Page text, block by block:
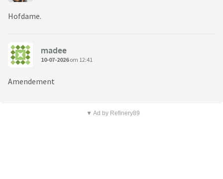
Hofdame.
madee
10-07-2026om 12:41
Amendement
▼ Ad by Refinery89